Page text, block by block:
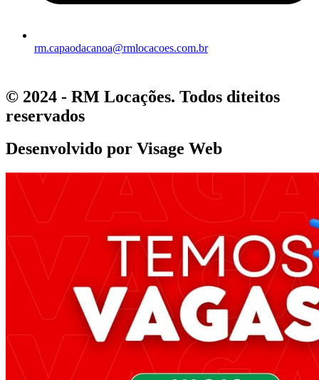
rm.capaodacanoa@rmlocacoes.com.br
© 2024 - RM Locações. Todos diteitos
reservados
Desenvolvido por Visage Web